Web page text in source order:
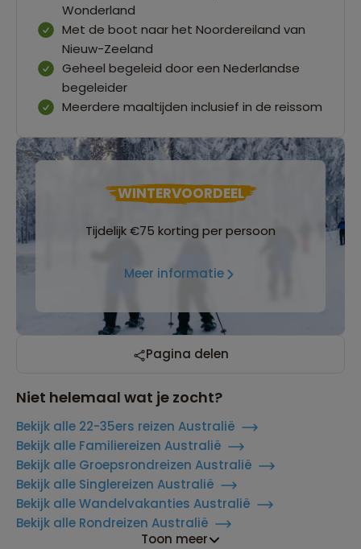
Wonderland
Met de boot naar het Noordereiland van
Nieuw-Zeeland
Geheel begeleid door een Nederlandse
begeleider
Meerdere maaltijden inclusief in de reissom
WINTERVOORDEEL
Tijdelijk €75 korting per persoon
Meer informatie
Pagina delen
Niet helemaal wat je zocht?
Bekijk alle 22-35ers reizen Australië
Bekijk alle Familiereizen Australië
Bekijk alle Groepsrondreizen Australië
Bekijk alle Singlereizen Australië
Bekijk alle Wandelvakanties Australië
Bekijk alle Rondreizen Australië
Toon meer